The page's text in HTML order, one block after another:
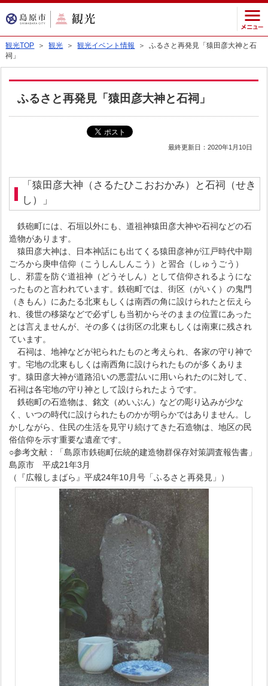
観光TOP ＞観光 ＞観光イベント情報
＞ ふるさと再発見「猿田彦大神と石
祠」
ふるさと再発見「猿田彦大神と石祠」
最終更新日：2020年1月10日
「猿田彦大神（さるたひこおおかみ）と石祠（せき
し）」
鉄砲町には、石垣以外にも、道祖神猿田彦大神や石祠などの石
造物があります。
猿田彦大神は、日本神話にも出てくる猿田彦神が江戸時代中期
ごろから庚申信仰（こうしんしんこう）と習合（しゅうごう）
し、邪霊を防ぐ道祖神（どうそしん）として信仰されるようにな
ったものと言われています。鉄砲町では、街区（がいく）の鬼門
（きもん）にあたる北東もしくは南西の角に設けられたと伝えら
れ、後世の移築などで必ずしも当初からそのままの位置にあった
とは言えませんが、その多くは街区の北東もしくは南東に残され
ています。
石祠は、地神などが祀られたものと考えられ、各家の守り神で
す。宅地の北東もしくは南西角に設けられたものが多くありま
す。猿田彦大神が道路沿いの悪霊払いに用いられたのに対して、
石祠は各宅地の守り神として設けられたようです。
鉄砲町の石造物は、銘文（めいぶん）などの彫り込みが少な
く、いつの時代に設けられたものかが明らかではありません。し
かしながら、住民の生活を見守り続けてきた石造物は、地区の民
俗信仰を示す重要な遺産です。
○参考文献：「島原市鉄砲町伝統的建造物群保存対策調査報告書」
島原市 平成21年3月
（『広報しまばら』平成24年10月号「ふるさと再発見」）